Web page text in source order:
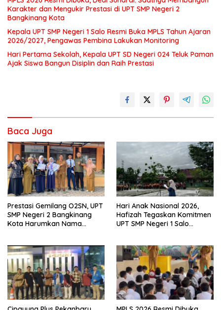
Karakter dan Mengukir Prestasi di UPT SMP Negeri 2
Bangkinang Kota
Kepala UPT SMP Negeri 1 Salo Resmi Buka MPLS Tahun Ajaran
2026/2027, Pengawas Pembina Lakukan Monitoring
Hari Pertama Sekolah, Kepala UPT SD Negeri 024 Teluk Paman
Ajak Siswa Bangun Disiplin dan Raih Prestasi
Baca Juga
Prestasi Gemilang O2SN, UPT
SMP Negeri 2 Bangkinang
Kota Harumkan Nama
Hari Anak Nasional 2026,
Hafizah Tegaskan Komitmen
UPT SMP Negeri 1 Salo